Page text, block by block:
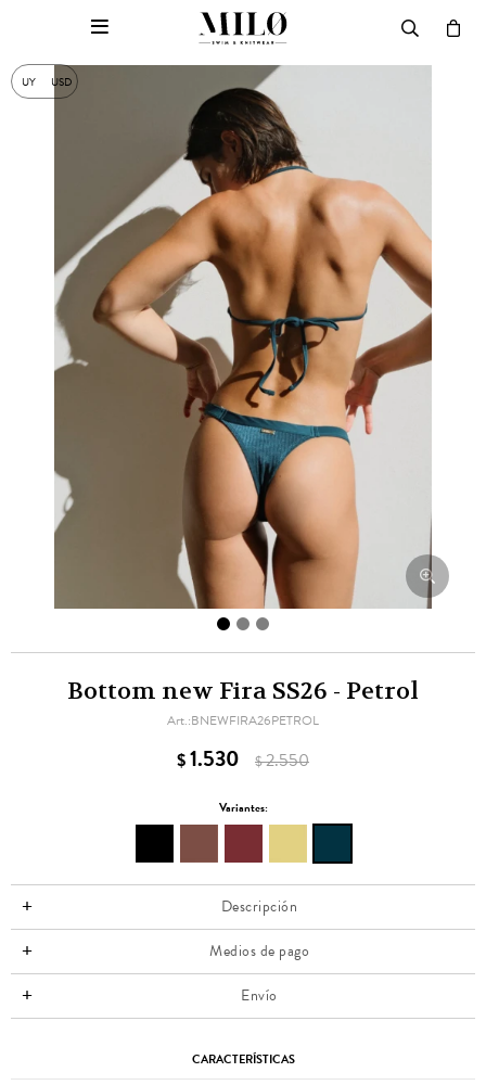
UY USD

Bottom new Fira SS26 - Petrol
BNEWFIRA26PETROL
$1.530 $2.550
Variantes:
Descripción
Medios de pago
Envío
CARACTERÍSTICAS